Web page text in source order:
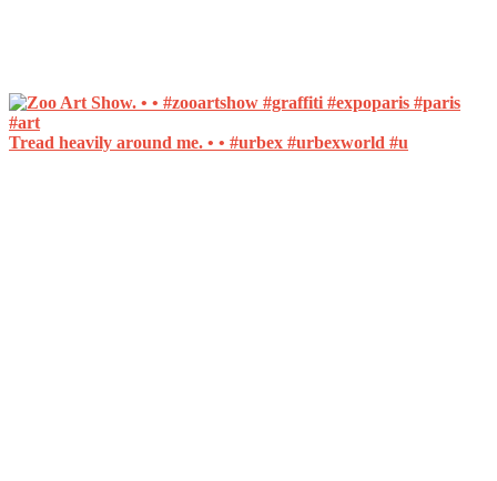
Tread heavily around me. • • #urbex #urbexworld #u